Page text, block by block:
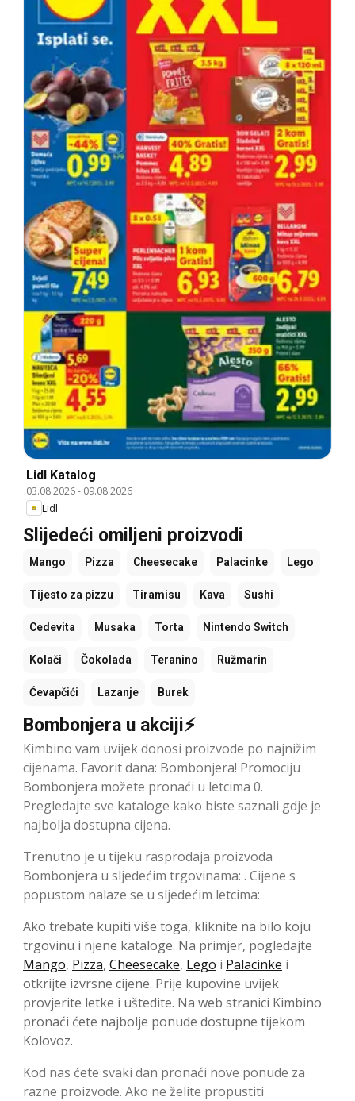
Lidl Katalog
03.08.2026- 09.08.2026
Lidl
Slijedeći omiljeni proizvodi
Mango Pizza Cheesecake Palacinke Lego
Tijesto za pizzu Tiramisu Kava Sushi
Cedevita Musaka Torta Nintendo Switch
Kolači Čokolada Teranino Ružmarin
Ćevapčići Lazanje Burek
Bombonjera u akciji⚡
Kimbino vam uvijek donosi proizvode po najnižim
cijenama. Favorit dana: Bombonjera! Promociju
Bombonjera možete pronaći u letcima 0.
Pregledajte sve kataloge kako biste saznali gdje je
najbolja dostupna cijena.
Trenutno je u tijeku rasprodaja proizvoda
Bombonjera u sljedećim trgovinama: . Cijene s
popustom nalaze se u sljedećim letcima:
Ako trebate kupiti više toga, kliknite na bilo koju
trgovinu i njene kataloge. Na primjer, pogledajte
Mango, Pizza, Cheesecake, Lego i Palacinke i
otkrijte izvrsne cijene. Prije kupovine uvijek
provjerite letke i uštedite. Na web stranici Kimbino
pronaći ćete najbolje ponude dostupne tijekom
Kolovoz.
Kod nas ćete svaki dan pronaći nove ponude za
razne proizvode. Ako ne želite propustiti